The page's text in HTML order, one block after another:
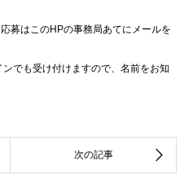
募はこのHPの事務局あてにメールを
でも受け付けますので、名前をお知